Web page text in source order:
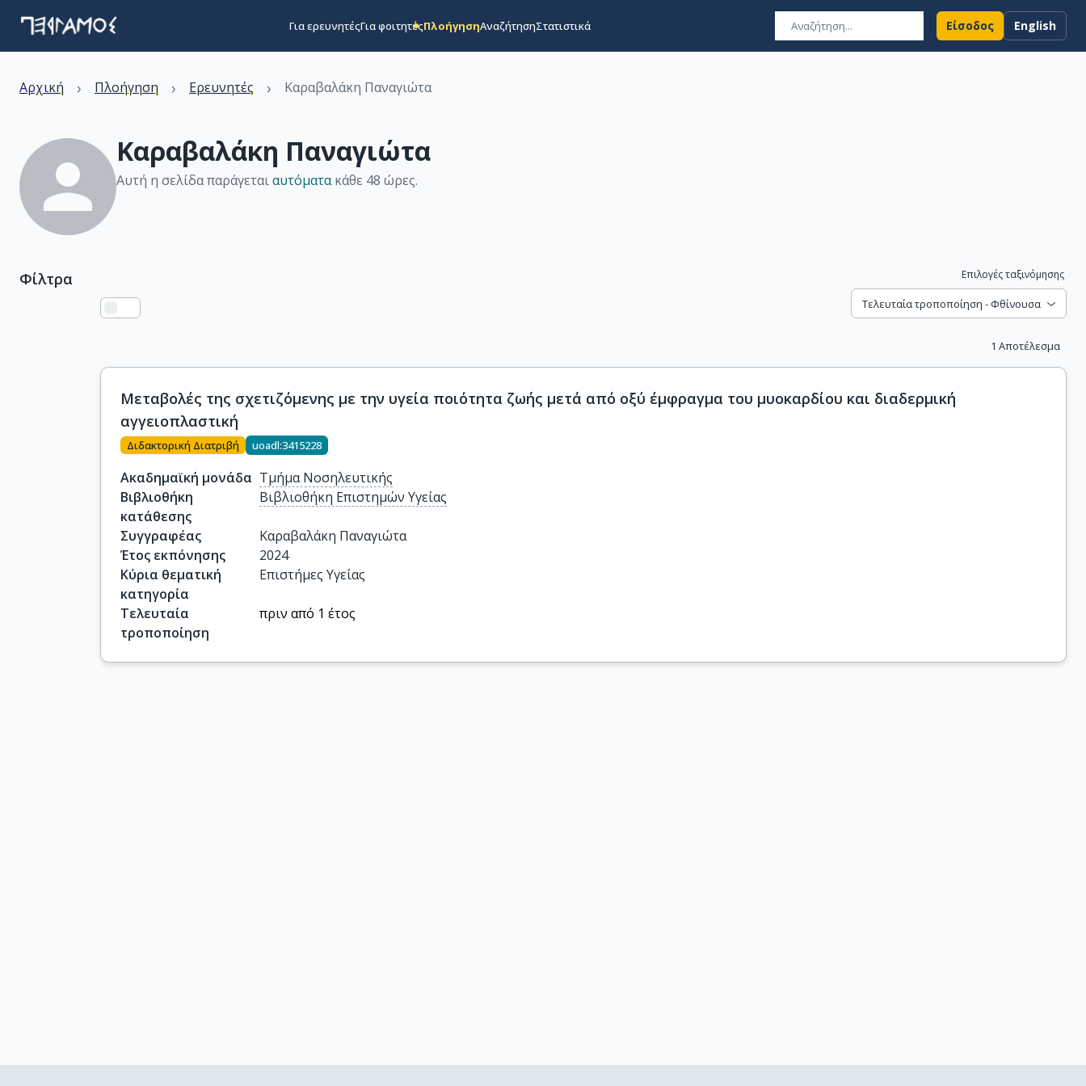
Για ερευνητέςΓια φοιτητέςΠλοήγησηΑναζήτησηΣτατιστικά Είσοδος English
Αρχική › Πλοήγηση › Ερευνητές › Καραβαλάκη Παναγιώτα
Καραβαλάκη Παναγιώτα
Αυτή η σελίδα παράγεταιαυτόματακάθε 48 ώρες.
Φίλτρα Επιλογές ταξινόμησης
Τελευταία τροποποίηση - Φθίνουσα
1 Αποτέλεσμα
Μεταβολές της σχετιζόμενης με την υγεία ποιότητα ζωής μετά από οξύ έμφραγμα του μυοκαρδίου και διαδερμική
αγγειοπλαστική
Διδακτορική Διατριβή uoadl:3415228
Ακαδημαϊκή μονάδα Τμήμα Νοσηλευτικής
Βιβλιοθήκη
κατάθεσης
Βιβλιοθήκη Επιστημών Υγείας
Συγγραφέας
Καραβαλάκη Παναγιώτα
Έτος εκπόνησης
2024
Κύρια θεματική
κατηγορία
Επιστήμες Υγείας
Τελευταία
τροποποίηση
πριν από 1 έτος